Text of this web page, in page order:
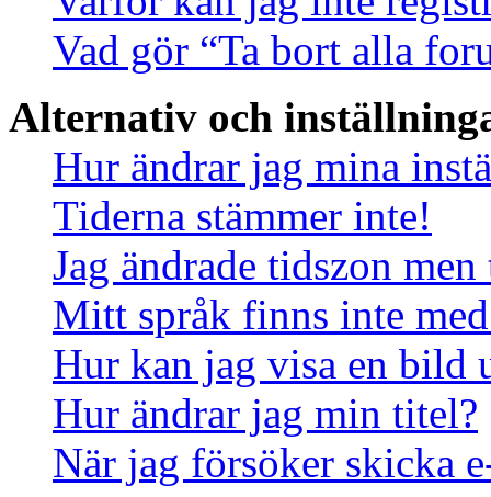
Vad gör “Ta bort alla
Alternativ och
Hur ändrar jag mina
Tiderna stämmer inte!
Jag ändrade tidszon
Mitt språk finns inte
Hur kan jag visa en bild
Hur ändrar jag min titel?
När jag försöker skicka